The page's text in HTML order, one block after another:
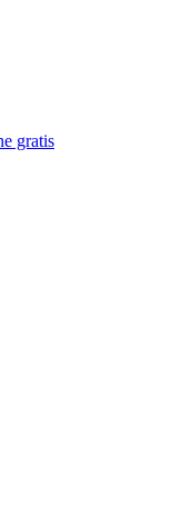
gratis